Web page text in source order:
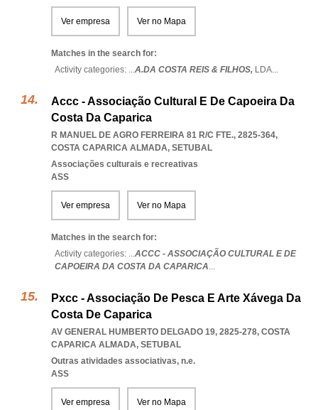
Ver empresa Ver no Mapa
Matches in the search for:
Activity categories: ...A.DA COSTA REIS & FILHOS, LDA...
Accc - Associação Cultural E De Capoeira Da
Costa Da Caparica
R MANUEL DE AGRO FERREIRA 81 R/C FTE., 2825-364,
COSTA CAPARICA ALMADA, SETUBAL
Associações culturais e recreativas
ASS
Ver empresa Ver no Mapa
Matches in the search for:
Activity categories: ...ACCC - ASSOCIAÇÃO CULTURAL E DE
CAPOEIRA DA COSTA DA CAPARICA...
Pxcc - Associação De Pesca E Arte Xávega Da
Costa De Caparica
AV GENERAL HUMBERTO DELGADO 19, 2825-278, COSTA
CAPARICA ALMADA, SETUBAL
Outras atividades associativas, n.e.
ASS
Ver empresa Ver no Mapa